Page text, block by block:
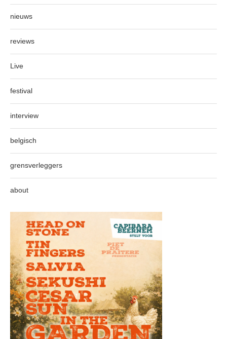
nieuws
reviews
Live
festival
interview
belgisch
grensverleggers
about